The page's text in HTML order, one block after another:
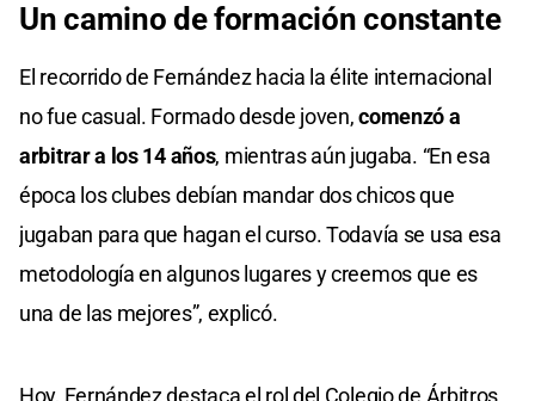
Un camino de formación constante
El recorrido de Fernández hacia la élite internacional
no fue casual. Formado desde joven,comenzó a
arbitrar a los 14 años, mientras aún jugaba. “En esa
época los clubes debían mandar dos chicos que
jugaban para que hagan el curso. Todavía se usa esa
metodología en algunos lugares y creemos que es
una de las mejores”, explicó.
Hoy, Fernández destaca el rol del Colegio de Árbitros